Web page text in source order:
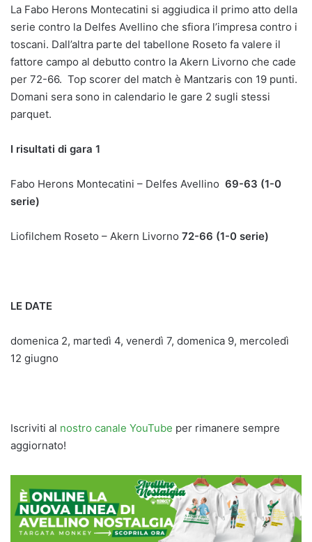
La Fabo Herons Montecatini si aggiudica il primo atto della
serie contro la Delfes Avellino che sfiora l’impresa contro i
toscani. Dall’altra parte del tabellone Roseto fa valere il
fattore campo al debutto contro la Akern Livorno che cade
per 72-66. Top scorer del match è Mantzaris con 19 punti.
Domani sera sono in calendario le gare 2 sugli stessi
parquet.
I risultati di gara 1
Fabo Herons Montecatini – Delfes Avellino 69-63 (1-0
serie)
Liofilchem Roseto – Akern Livorno 72-66 (1-0 serie)
LE DATE
domenica 2, martedì 4, venerdì 7, domenica 9, mercoledì
12 giugno
Iscriviti al nostro canale YouTube per rimanere sempre
aggiornato!